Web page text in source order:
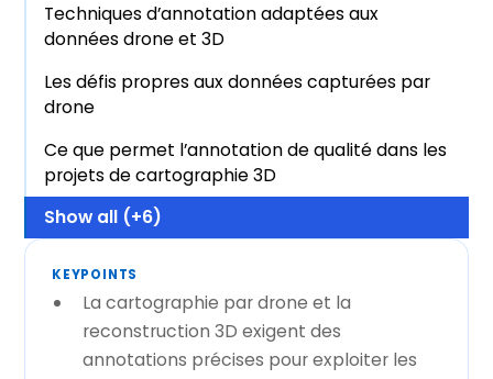
Techniques d’annotation adaptées aux
données drone et 3D
Les défis propres aux données capturées par
drone
Ce que permet l’annotation de qualité dans les
projets de cartographie 3D
Show all (+6)
KEYPOINTS
La cartographie par drone et la
reconstruction 3D exigent des
annotations précises pour exploiter les